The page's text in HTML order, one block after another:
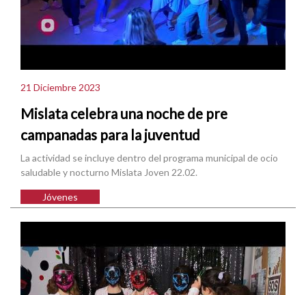
21 Diciembre 2023
Mislata celebra una noche de pre
campanadas para la juventud
La actividad se incluye dentro del programa municipal de ocio
saludable y nocturno Mislata Joven 22.02.
Jóvenes